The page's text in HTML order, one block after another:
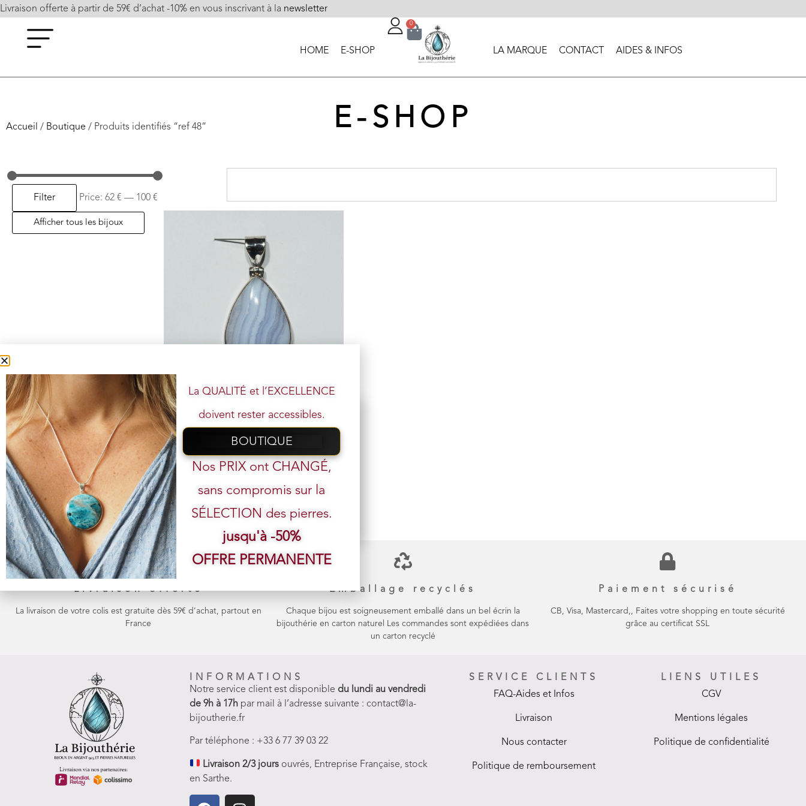
Livraison offerte à partir de 59€ d’achat -10% en vous inscrivant à la newsletter
HOME E-SHOP LA MARQUE CONTACT AIDES & INFOS
0
E-SHOP
Accueil / Boutique / Produits identifiés “ref 48”
Filter Price: 62 € — 100 €
Afficher tous les bijoux
Pendentif n°4 Agate bleue & Argent 925
79,00€ 62,00€
Ajouter au panier
Livraison offerte
La livraison de votre colis est gratuite dès 59€ d’achat, partout en
France
Emballage recyclés
Chaque bijou est soigneusement emballé dans un bel écrin la
bijouthérie en carton naturel Les commandes sont expédiées dans
un carton recyclé
Paiement sécurisé
CB, Visa, Mastercard,, Faites votre shopping en toute sécurité
grâce au certificat SSL
INFORMATIONS
Notre service client est disponible du lundi au vendredi
de 9h à 17h par mail à l’adresse suivante : contact@la-
bijoutherie.fr
Par téléphone : +33 6 77 39 03 22
Livraison 2/3 joursouvrés, Entreprise Française, stock
en Sarthe.
SERVICE CLIENTS
FAQ-Aides et Infos
Livraison
Nous contacter
Politique de remboursement
LIENS UTILES
CGV
Mentions légales
Politique de confidentialité
La QUALITÉ et l’EXCELLENCE
doivent rester accessibles.
BOUTIQUE
Nos PRIX ont CHANGÉ,
sans compromis sur la
SÉLECTION des pierres.
jusqu'à -50%
OFFRE PERMANENTE